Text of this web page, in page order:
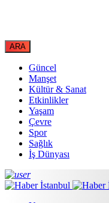
Güncel
Manşet
Kültür & Sanat
Etkinlikler
Yaşam
Çevre
Spor
Sağlık
İş Dünyası